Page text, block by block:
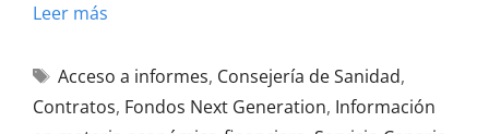
Leer más
Acceso a informes, Consejería de Sanidad,
Contratos, Fondos Next Generation, Información